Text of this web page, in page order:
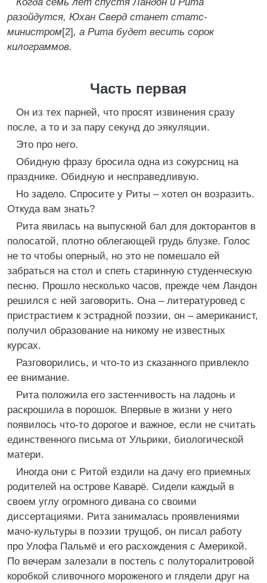
разойдутся, Юхан Сверд станет статс-
министром[2], а Рита будет весить сорок
килограммов.
Часть первая
Он из тех парней, что просят извинения сразу
после, а то и за пару секунд до эякуляции.
Это про него.
Обидную фразу бросила одна из сокурсниц на
празднике. Обидную и несправедливую.
Но задело. Спросите у Риты – хотел он возразить.
Откуда вам знать?
Рита явилась на выпускной бал для докторантов в
полосатой, плотно облегающей грудь блузке. Голос
не то чтобы оперный, но это не помешало ей
забраться на стол и спеть старинную студенческую
песню. Прошло несколько часов, прежде чем Ландон
решился с ней заговорить. Она – литературовед с
пристрастием к эстрадной поэзии, он – американист,
получил образование на никому не известных
курсах.
Разговорились, и что-то из сказанного привлекло
ее внимание.
Рита положила его застенчивость на ладонь и
раскрошила в порошок. Впервые в жизни у него
появилось что-то дорогое и важное, если не считать
единственного письма от Ульрики, биологической
матери.
Иногда они с Ритой ездили на дачу его приемных
родителей на острове Каварё. Сидели каждый в
своем углу огромного дивана со своими
диссертациями. Рита занималась проявлениями
мачо-культуры в поэзии трущоб, он писал работу
про Улофа Пальмё и его расхождения с Америкой.
По вечерам залезали в постель с полуторалитровой
коробкой сливочного мороженого и глядели друг на